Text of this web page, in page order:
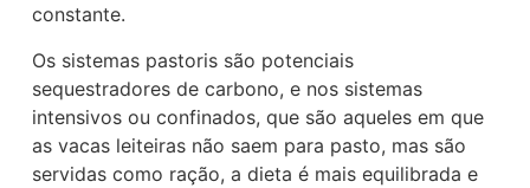
constante.
Os sistemas pastoris são potenciais
sequestradores de carbono, e nos sistemas
intensivos ou confinados, que são aqueles em que
as vacas leiteiras não saem para pasto, mas são
servidas como ração, a dieta é mais equilibrada e